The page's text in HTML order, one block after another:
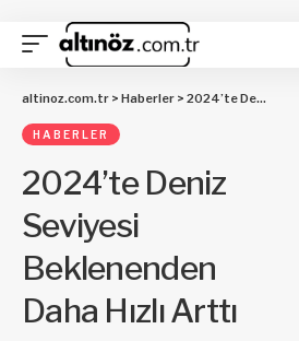
altinoz.com.tr > Haberler > 2024’te Deniz Seviyesi Beklenenden Daha Hızlı Arttı
HABERLER
2024’te Deniz
Seviyesi
Beklenenden
Daha Hızlı Arttı